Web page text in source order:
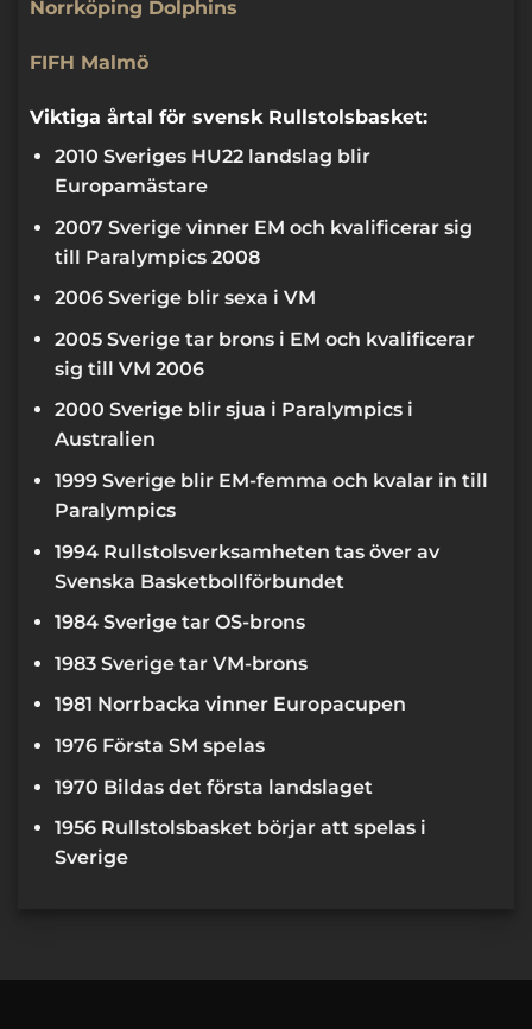
Norrköping Dolphins
FIFH Malmö
Viktiga årtal för svensk Rullstolsbasket:
2010 Sveriges HU22 landslag blir
Europamästare
2007 Sverige vinner EM och kvalificerar sig
till Paralympics 2008
2006 Sverige blir sexa i VM
2005 Sverige tar brons i EM och kvalificerar
sig till VM 2006
2000 Sverige blir sjua i Paralympics i
Australien
1999 Sverige blir EM-femma och kvalar in till
Paralympics
1994 Rullstolsverksamheten tas över av
Svenska Basketbollförbundet
1984 Sverige tar OS-brons
1983 Sverige tar VM-brons
1981 Norrbacka vinner Europacupen
1976 Första SM spelas
1970 Bildas det första landslaget
1956 Rullstolsbasket börjar att spelas i
Sverige